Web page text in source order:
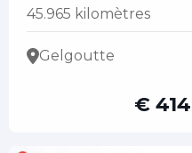
45.965 kilomètres
Gelgoutte
€ 414